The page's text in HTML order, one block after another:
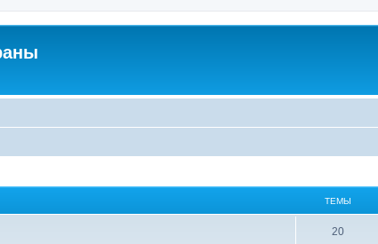
ТЕМЫ
20